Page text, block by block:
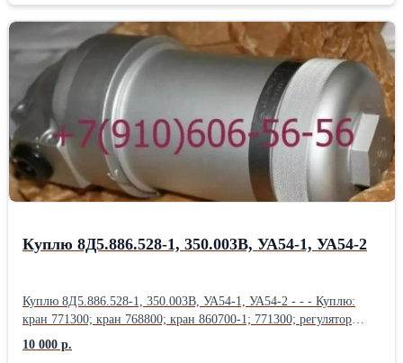
Автоматический Радиокомпас АРК-15М; Речевой информатор
РИ-65-10; Магнитафон П-503БС; Автоматический Радиокомпас
АРК-УД; Продам: Блок регулирования напряжения
БРН120Т5А-2С; Блок регулирования защиты БРЗУ115ВО; Блок
регулирования защиты БРЗУ115В-2С; Блок контроля крена
БКК-18; Продам: Блок контроля крена БКК-18БР; Блок защиты и
управления БЗУ-376СБ; Блок усилителей БКН-115В;
Вычислитель продольного канала ВПК-12-05 2С; Продам:
Вычислитель продольного канала ВБК-12-05 2С; Блок
гиромагнитного курса БГМК-6; Блок согласование курса СК-4;
Блок усилителей сервопривода БУС-58;
Куплю 8Д5.886.528-1, 350.003В, УА54-1, УА54-2
Куплю 8Д5.886.528-1, 350.003В, УА54-1, УА54-2 - - - Куплю:
кран 771300; кран 768800; кран 860700-1; 771300; регулятор
881200-2; датчик УА54-1; датчик УА54-2; Клапан 1890А-2Т;
Куплю: Заправочный агрегат 583900; Кран масляный 768800;
10 000 р.